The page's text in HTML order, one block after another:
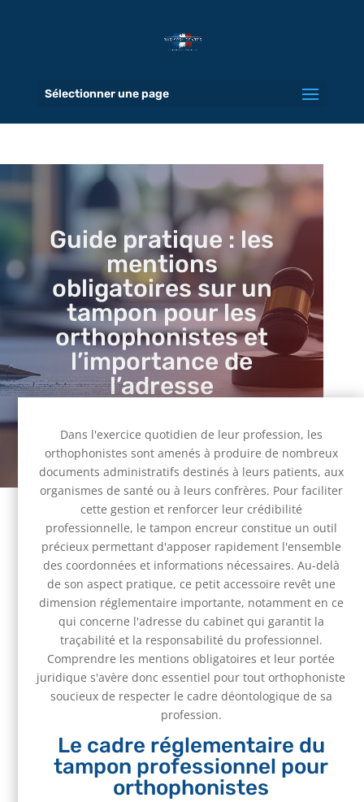
Sélectionner une page
Guide pratique : les
mentions
obligatoires sur un
tampon pour les
orthophonistes et
l’importance de
l’adresse
Dans l'exercice quotidien de leur profession, les
orthophonistes sont amenés à produire de nombreux
documents administratifs destinés à leurs patients, aux
organismes de santé ou à leurs confrères. Pour faciliter
cette gestion et renforcer leur crédibilité
professionnelle, le tampon encreur constitue un outil
précieux permettant d'apposer rapidement l'ensemble
des coordonnées et informations nécessaires. Au-delà
de son aspect pratique, ce petit accessoire revêt une
dimension réglementaire importante, notamment en ce
qui concerne l'adresse du cabinet qui garantit la
traçabilité et la responsabilité du professionnel.
Comprendre les mentions obligatoires et leur portée
juridique s'avère donc essentiel pour tout orthophoniste
soucieux de respecter le cadre déontologique de sa
profession.
Le cadre réglementaire du
tampon professionnel pour
orthophonistes